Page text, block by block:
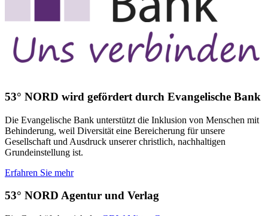
53° NORD wird gefördert durch Evangelische Bank
Die Evangelische Bank unterstützt die Inklusion von Menschen mit
Behinderung, weil Diversität eine Bereicherung für unsere
Gesellschaft und Ausdruck unserer christlich, nachhaltigen
Grundeinstellung ist.
Erfahren Sie mehr
53° NORD Agentur und Verlag